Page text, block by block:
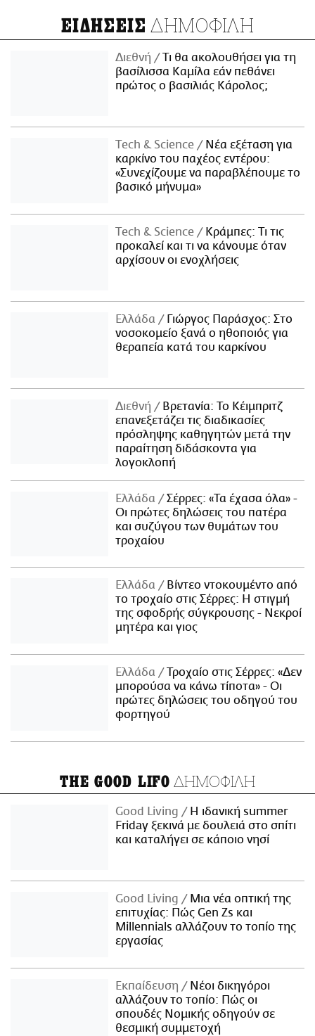
ΕΙΔΗΣΕΙΣ ΔΗΜΟΦΙΛΗ
Διεθνή
Τι θα ακολουθήσει για τη
βασίλισσα Καμίλα εάν πεθάνει
πρώτος ο βασιλιάς Κάρολος;
Τech & Science
Νέα εξέταση για
καρκίνο του παχέος εντέρου:
«Συνεχίζουμε να παραβλέπουμε το
βασικό μήνυμα»
Τech & Science
Κράμπες: Τι τις
προκαλεί και τι να κάνουμε όταν
αρχίσουν οι ενοχλήσεις
Ελλάδα
Γιώργος Παράσχος: Στο
νοσοκομείο ξανά ο ηθοποιός για
θεραπεία κατά του καρκίνου
Διεθνή
Βρετανία: Το Κέιμπριτζ
επανεξετάζει τις διαδικασίες
πρόσληψης καθηγητών μετά την
παραίτηση διδάσκοντα για
λογοκλοπή
Ελλάδα
Σέρρες: «Τα έχασα όλα» -
Οι πρώτες δηλώσεις του πατέρα
και συζύγου των θυμάτων του
τροχαίου
Ελλάδα
Βίντεο ντοκουμέντο από
το τροχαίο στις Σέρρες: Η στιγμή
της σφοδρής σύγκρουσης - Νεκροί
μητέρα και γιος
Ελλάδα
Τροχαίο στις Σέρρες: «Δεν
μπορούσα να κάνω τίποτα» - Οι
πρώτες δηλώσεις του οδηγού του
φορτηγού
THE GOOD LIFO ΔΗΜΟΦΙΛΗ
Good Living
Η ιδανική summer
Friday ξεκινά με δουλειά στο σπίτι
και καταλήγει σε κάποιο νησί
Good Living
Μια νέα οπτική της
επιτυχίας: Πώς Gen Zs και
Millennials αλλάζουν το τοπίο της
εργασίας
Εκπαίδευση
Νέοι δικηγόροι
αλλάζουν το τοπίο: Πώς οι
σπουδές Νομικής οδηγούν σε
θεσμική συμμετοχή